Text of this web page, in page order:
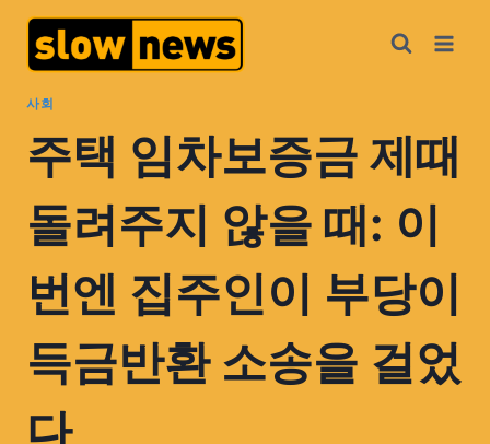
사회
주택 임차보증금 제때
돌려주지 않을 때: 이
번엔 집주인이 부당이
득금반환 소송을 걸었
다